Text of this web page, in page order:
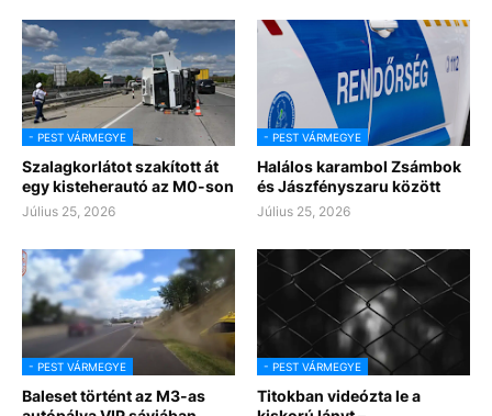
- PEST VÁRMEGYE
Szalagkorlátot szakított át
egy kisteherautó az M0-son
Július 25, 2026
- PEST VÁRMEGYE
Halálos karambol Zsámbok
és Jászfényszaru között
Július 25, 2026
- PEST VÁRMEGYE
Baleset történt az M3-as
- PEST VÁRMEGYE
Titokban videózta le a